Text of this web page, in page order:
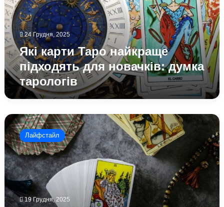
для
новачків:
думка
тарологів24 Грудня, 2025
Які карти Таро найкраще
підходять для новачків: думка
тарологів
Розклад
Таро
на
вихідні,
20-
21
грудня
2025
року:
Лайфстайл
19 Грудня, 2025